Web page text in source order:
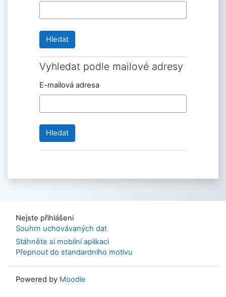
Vyhledat podle mailové adresy
Vyhledat podle mailové adresy
E-mailová adresa
Nejste přihlášeni
Souhrn uchovávaných dat
Stáhněte si mobilní aplikaci
Přepnout do standardního motivu
Powered by Moodle